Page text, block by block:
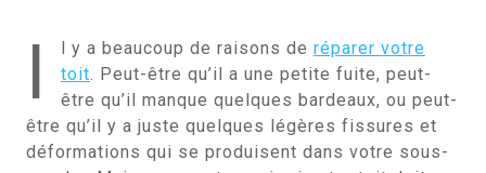
I l y a beaucoup de raisons de réparer votre
toit. Peut-être qu’il a une petite fuite, peut-
être qu’il manque quelques bardeaux, ou peut-
être qu’il y a juste quelques légères fissures et
déformations qui se produisent dans votre sous-